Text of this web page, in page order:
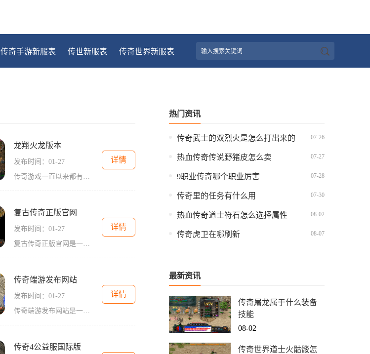
传奇手游新服表 传世新服表 传奇世界新服表
龙翔火龙版本
发布时间：01-27
传奇游戏一直以来都有着非常庞大的玩家群体，而最初的传奇版本虽然只是一个简单的2D游戏，但是其引人入胜的游戏玩法和丰富的角色扮演内容，吸引了无数玩家的参与。随着技术的发
详情
复古传奇正版官网
发布时间：01-27
复古传奇正版官网是一个备受玩家喜爱的2D角色扮演游戏，它以传奇为主题，提供了多种多样的玩法，创造了一个万人在线的游戏世界。在这个世界里，玩家可以自由地选择自己的角色扮
详情
传奇端游发布网站
发布时间：01-27
传奇端游发布网站是一个专门发布各种传奇类游戏的平台。在这个网站上，你可以找到各种类型的传奇游戏，包括仙侠传奇、神话传奇、武侠传奇等等。这些游戏都有着相似的玩法和设
详情
传奇4公益服国际版
热门资讯
传奇武士的双烈火是怎么打出来的 07-26
热血传奇传说野猪皮怎么卖 07-27
9职业传奇哪个职业厉害 07-28
传奇里的任务有什么用 07-30
热血传奇道士符石怎么选择属性 08-02
传奇虎卫在哪刷新 08-07
最新资讯
传奇屠龙属于什么装备
技能
08-02
传奇世界道士火骷髅怎